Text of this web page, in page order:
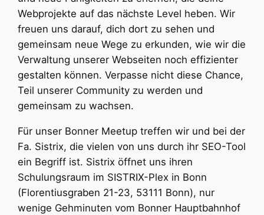
Webprojekte auf das nächste Level heben. Wir
freuen uns darauf, dich dort zu sehen und
gemeinsam neue Wege zu erkunden, wie wir die
Verwaltung unserer Webseiten noch effizienter
gestalten können. Verpasse nicht diese Chance,
Teil unserer Community zu werden und
gemeinsam zu wachsen.
Für unser Bonner Meetup treffen wir und bei der
Fa. Sistrix, die vielen von uns durch ihr SEO-Tool
ein Begriff ist. Sistrix öffnet uns ihren
Schulungsraum im SISTRIX-Plex in Bonn
(Florentiusgraben 21-23, 53111 Bonn), nur
wenige Gehminuten vom Bonner Hauptbahnhof